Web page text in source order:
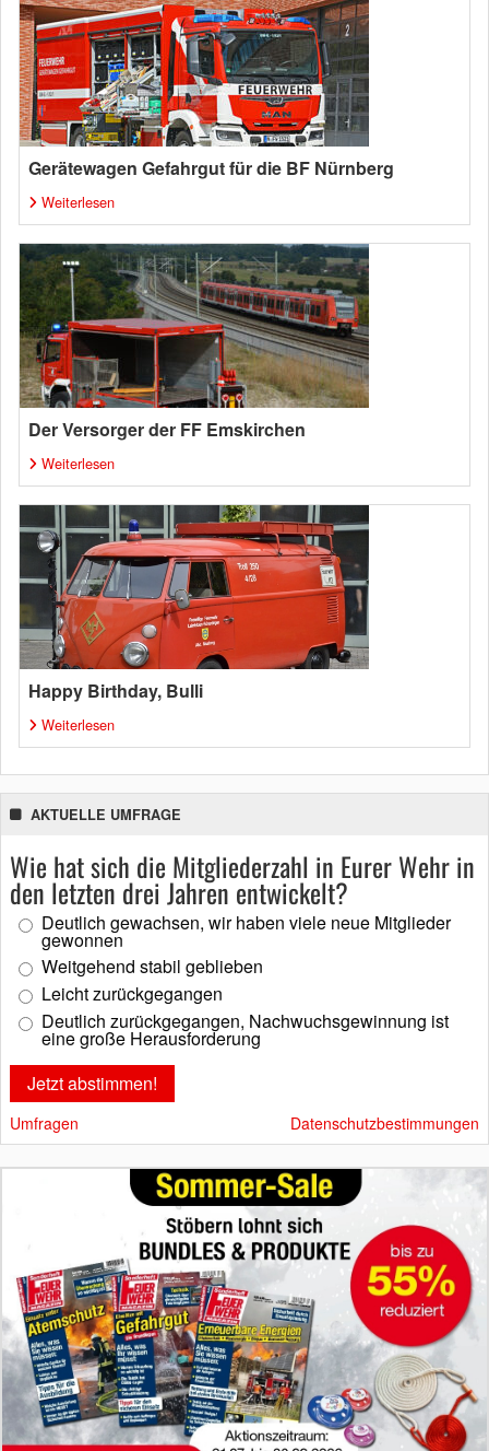
Gerätewagen Gefahrgut für die BF Nürnberg
Weiterlesen
Der Versorger der FF Emskirchen
Weiterlesen
Happy Birthday, Bulli
Weiterlesen
AKTUELLE UMFRAGE
Wie hat sich die Mitgliederzahl in Eurer Wehr in
den letzten drei Jahren entwickelt?
Deutlich gewachsen, wir haben viele neue Mitglieder
gewonnen
Weitgehend stabil geblieben
Leicht zurückgegangen
Deutlich zurückgegangen, Nachwuchsgewinnung ist
eine große Herausforderung
Umfragen Datenschutzbestimmungen